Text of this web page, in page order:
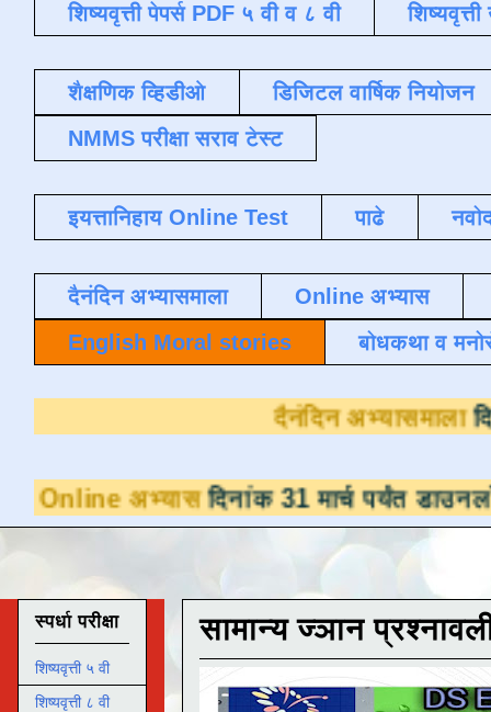
शिष्यवृत्ती पेपर्स PDF ५ वी व ८ वी
शैक्षणिक व्हिडीओ
डिजिटल वार्षिक नियोजन
NMMS परीक्षा सराव टेस्ट
इयत्तानिहाय Online Test पाढे
दैनंदिन अभ्यासमाला
Online अभ्यास
English Moral stories
बोधकथा व
दैनंदिन
दिनांक 31 मार्च पर्यंत डाउनलोडसाठी
सामान्य ज्ञान
स्पर्धा परीक्षा
शिष्यवृत्ती ५ वी
शिष्यवृत्ती ८ वी